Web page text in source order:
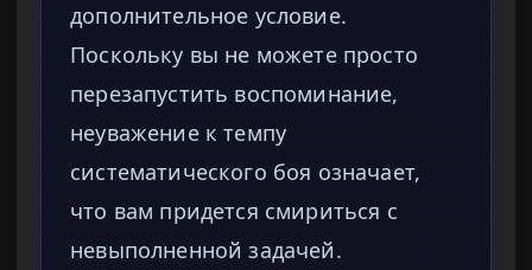
дополнительное условие.
Поскольку вы не можете просто
перезапустить воспоминание,
неуважение к темпу
систематического боя означает,
что вам придется смириться с
невыполненной задачей.